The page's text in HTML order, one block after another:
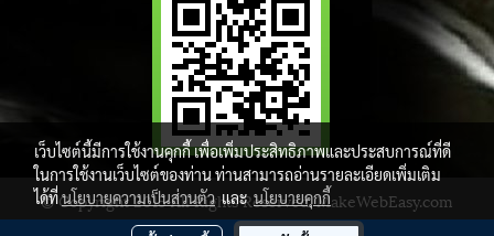
© Copyright 2015 All Rights Reserved. MakeWebEasy.com
เว็บไซต์นี้มีการใช้งานคุกกี้ เพื่อเพิ่มประสิทธิภาพและประสบการณ์ที่ดี
ในการใช้งานเว็บไซต์ของท่าน ท่านสามารถอ่านรายละเอียดเพิ่มเติม
ได้ที่นโยบายความเป็นส่วนตัวและนโยบายคุกกี้